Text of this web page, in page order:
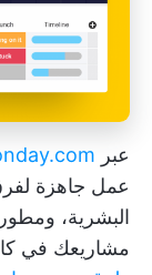
عبر
عمل جاهزة
البشرية،
مشاريعك في